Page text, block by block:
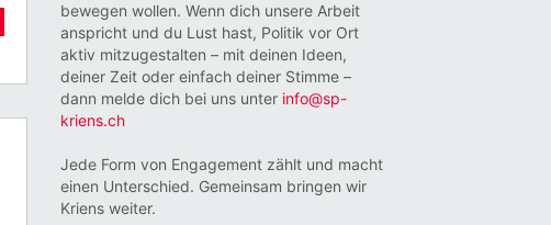
bewegen wollen. Wenn dich unsere Arbeit
anspricht und du Lust hast, Politik vor Ort
aktiv mitzugestalten – mit deinen Ideen,
deiner Zeit oder einfach deiner Stimme –
dann melde dich bei uns unter info@sp-
kriens.ch
Jede Form von Engagement zählt und macht
einen Unterschied. Gemeinsam bringen wir
Kriens weiter.